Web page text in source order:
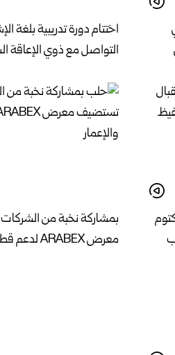
اختتام دورة تدريبية بلغة
التواصل مع ذوي الإعاقة
بمشاركة نخبة من
معرض ARABEX لدعم قطاع البناء والإعمار